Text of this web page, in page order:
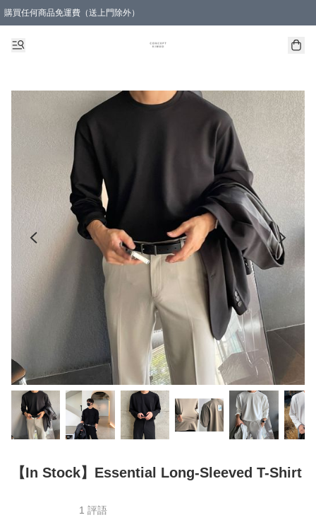
購買任何商品免運費（送上門除外）
【In Stock】Essential Long-Sleeved T-Shirt
1 評語